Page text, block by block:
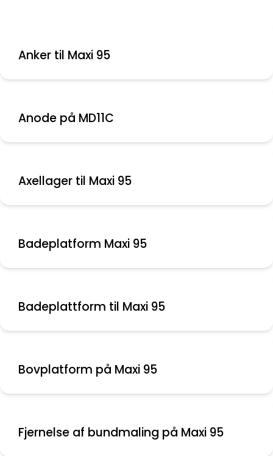
Anker til Maxi 95
Anode på MD11C
Axellager til Maxi 95
Badeplatform Maxi 95
Badeplattform til Maxi 95
Bovplatform på Maxi 95
Fjernelse af bundmaling på Maxi 95